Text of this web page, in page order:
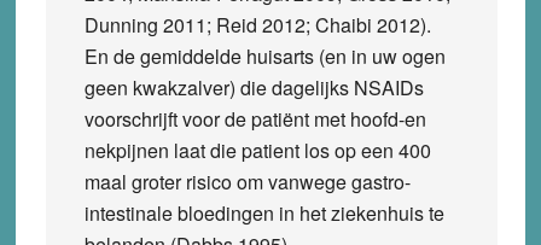
Dunning 2011; Reid 2012; Chaibi 2012).
En de gemiddelde huisarts (en in uw ogen
geen kwakzalver) die dagelijks NSAIDs
voorschrijft voor de patiënt met hoofd-en
nekpijnen laat die patient los op een 400
maal groter risico om vanwege gastro-
intestinale bloedingen in het ziekenhuis te